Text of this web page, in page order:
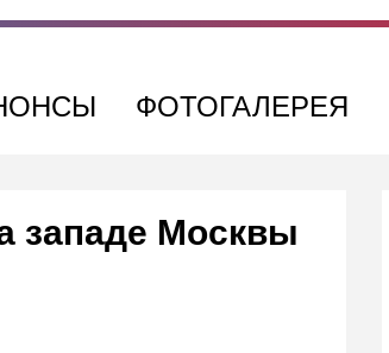
ФОТОГАЛЕРЕЯ
западе Москвы